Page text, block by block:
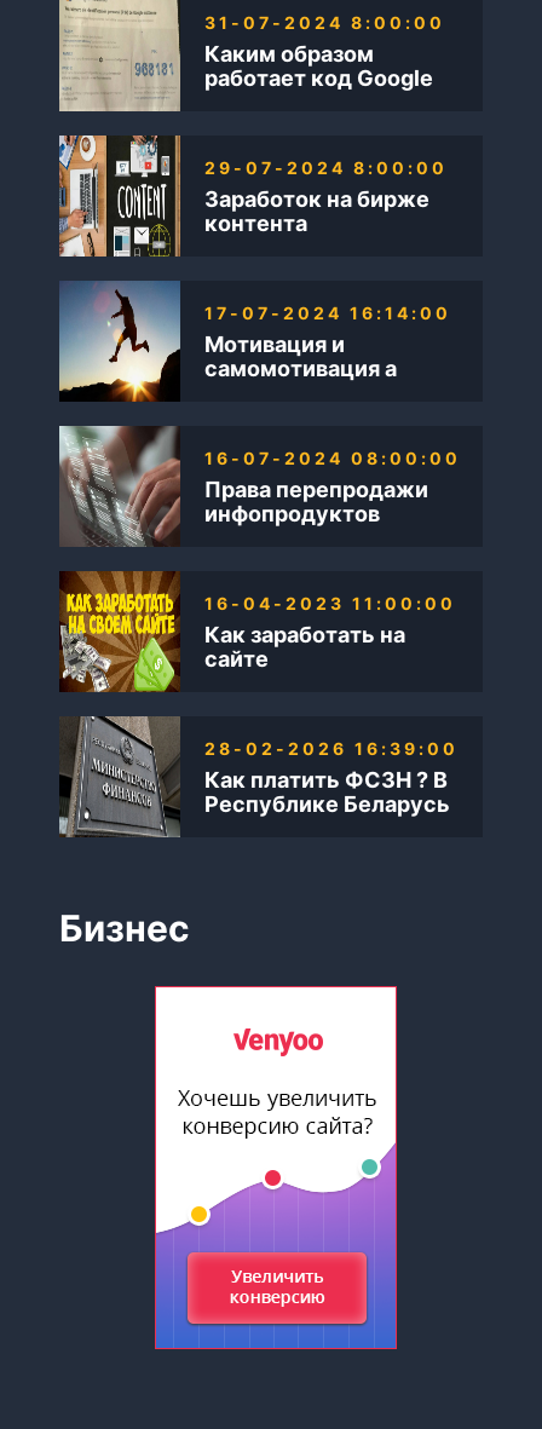
Каким образом
работает код Google
31-07-2024 8:00:00
Заработок на бирже
контента
29-07-2024 8:00:00
Мотивация и
самомотивация а
17-07-2024 16:14:00
Права перепродажи
инфопродуктов
16-07-2024 08:00:00
Как заработать на
сайте
16-04-2023 11:00:00
Как платить ФСЗН ? В
Республике Беларусь
28-02-2026 16:39:00
Бизнес